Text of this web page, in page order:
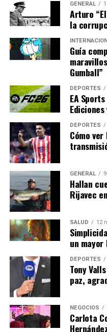
El Futuro de la
Mirando hacia el futuro,
continúe desempeñando
educación. La ministra de
anunciado planes para
la brecha digital y mejorar
todo el país.
El cambio hacia la
tener implicaciones más
educativo.
“La
cambia
sino
enseñamos,”
afirmó el profesor Juan
innovación educativa.
estudiantes para un
En conclusión, la
una respuesta a las
GENERAL
Arturo
la
Guía
Gumball”
DEPORTES
EA
DEPORTES
Cómo ver
GENERAL
Hallan
Rijavec
SALUD 12
un
DEPORTES
Tony
paz,
NEGOCIOS
Carlota